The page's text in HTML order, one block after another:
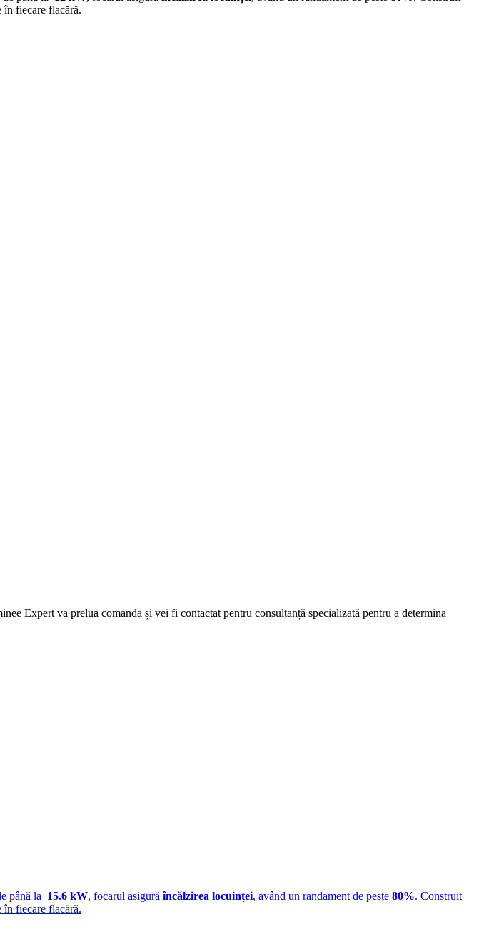
în fiecare flacără.
Expert va prelua comanda și vei fi contactat pentru consultanță specializată pentru a determina
până la 15.6 kW, focarul asigurăîncălzirea locuinței, având un randament de peste 80%. Construit
în fiecare flacără.